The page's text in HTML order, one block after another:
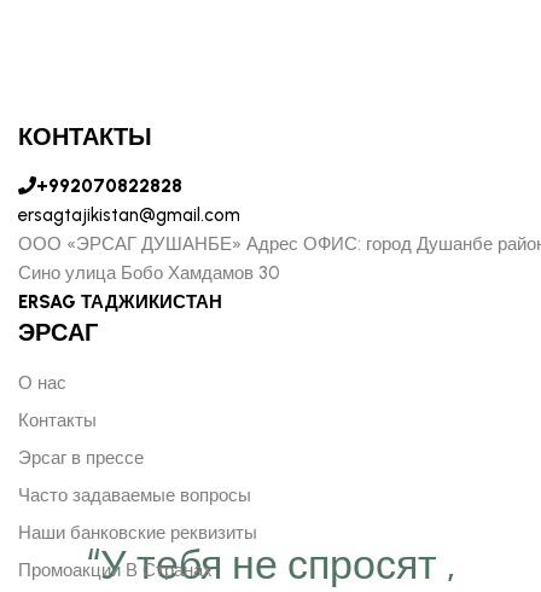
“У тебя не спросят ,
КОНТАКТЫ
+992070822828
ersagtajikistan@gmail.com
ООО «ЭРСАГ ДУШАНБЕ» Адрес ОФИС: город Душанбе
Сино улица Бобо Хамдамов 30
ERSAG ТАДЖИКИСТАН
ЭРСАГ
О нас
Контакты
Эрсаг в прессе
Часто задаваемые вопросы
Наши банковские реквизиты
Промоакции В Странах